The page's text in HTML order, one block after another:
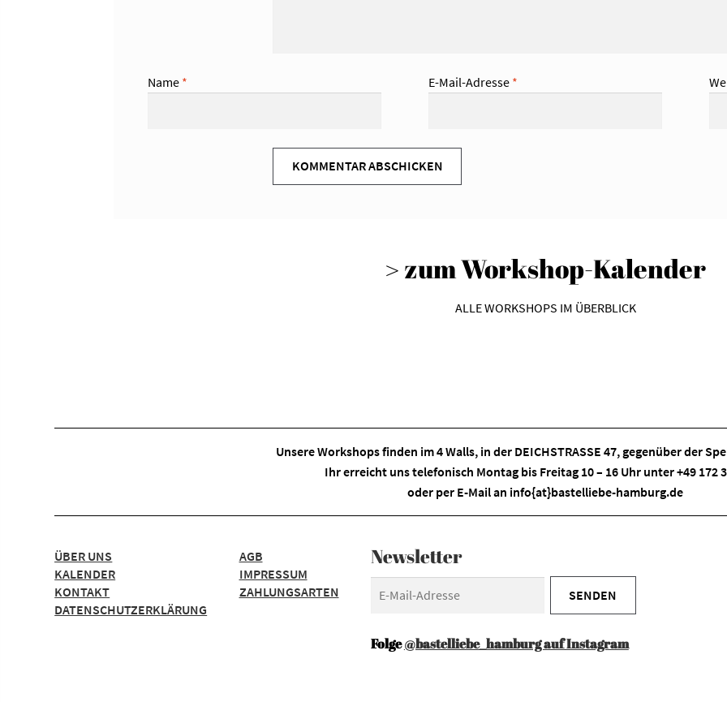
Name * E-Mail-Adresse *
> zum Workshop-Kalender
ALLE WORKSHOPS IM ÜBERBLICK
Unsere Workshops finden im4 Walls, in der DEICHSTRASSE 47, gegenüber der
Ihr erreicht uns telefonisch Montag bis Freitag 10 – 16 Uhr unter +49 172
oder per E-Mail an info{at}bastelliebe-hamburg.de
ÜBER UNS
KALENDER
KONTAKT
DATENSCHUTZERKLÄRUNG
AGB
IMPRESSUM
ZAHLUNGSARTEN
Newsletter
Folge@bastelliebe_hamburg auf Instagram